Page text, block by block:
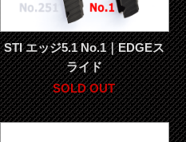
STI エッジ5.1 No.1｜EDGEス
ライド
SOLD OUT